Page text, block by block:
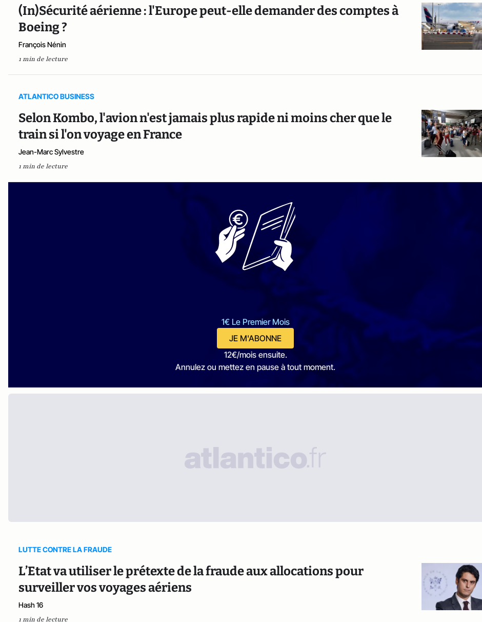
(In)Sécurité aérienne : l'Europe peut-elle demander des comptes à
Boeing ?
François Nénin
1 min de lecture
ATLANTICO BUSINESS
Selon Kombo, l'avion n'est jamais plus rapide ni moins cher que le
train si l'on voyage en France
Jean-Marc Sylvestre
1 min de lecture
1€ Le Premier Mois
JE M'ABONNE
12€/mois ensuite.
Annulez ou mettez en pause à tout moment.
LUTTE CONTRE LA FRAUDE
L’Etat va utiliser le prétexte de la fraude aux allocations pour
surveiller vos voyages aériens
Hash 16
1 min de lecture